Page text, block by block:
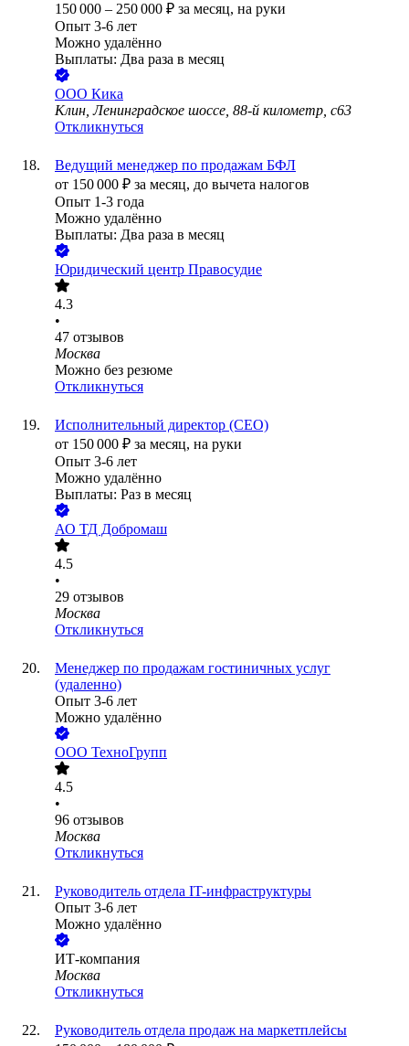
150 000 – 250 000 ₽ за месяц, на руки
Опыт 3-6 лет
Можно удалённо
Выплаты: Два раза в месяц
ООО Кика
Клин, Ленинградское шоссе, 88-й километр, с63
Откликнуться
Ведущий менеджер по продажам БФЛ
от 150 000 ₽ за месяц, до вычета налогов
Опыт 1-3 года
Можно удалённо
Выплаты: Два раза в месяц
Юридический центр Правосудие
4.3
•
47 отзывов
Москва
Можно без резюме
Откликнуться
Исполнительный директор (CEO)
от 150 000 ₽ за месяц, на руки
Опыт 3-6 лет
Можно удалённо
Выплаты: Раз в месяц
АО ТД Добромаш
4.5
•
29 отзывов
Москва
Откликнуться
Менеджер по продажам гостиничных услуг
(удаленно)
Опыт 3-6 лет
Можно удалённо
ООО ТехноГрупп
4.5
•
96 отзывов
Москва
Откликнуться
Руководитель отдела IT-инфраструктуры
Опыт 3-6 лет
Можно удалённо
ИТ-компания
Москва
Откликнуться
Руководитель отдела продаж на маркетплейсы